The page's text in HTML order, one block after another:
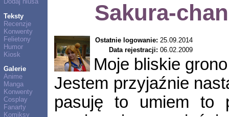
Teksty
Recenzje
Konwenty
Felietony
Humor
Kiosk
Galerie
Anime
Manga
Konwenty
Cosplay
Fanarty
Komiksy
Sakura-
Ostatnie logowanie: 25.09.2014
Data rejestracji: 06.02.2009
Moje bliskie
Jestem przyjaźnie
pasuję to umiem to